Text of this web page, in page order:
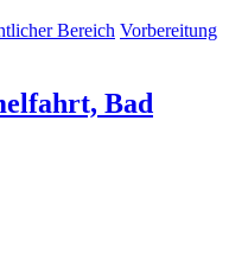
Bereich Vorbereitung
Bad